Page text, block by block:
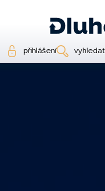
přihlášení vyhledat